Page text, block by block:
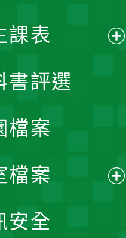
課表
單
書評選
檔案
檔案
安全